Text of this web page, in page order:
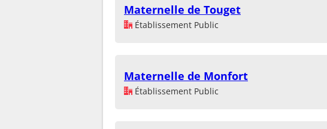
Maternelle de Touget
Établissement Public
Maternelle de Monfort
Établissement Public